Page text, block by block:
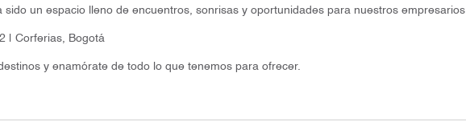
un espacio lleno de encuentros, sonrisas y oportunidades para nuestros empresarios
| Corferias, Bogotá
y enamórate de todo lo que tenemos para ofrecer.